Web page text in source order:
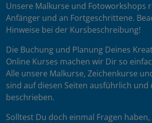
Unsere Malkurse und Fotoworkshops
Anfänger und an Fortgeschrittene.
Hinweise bei der Kursbeschreibung!
Die Buchung und Planung Deines
Online Kurses machen wir Dir so
Alle unsere Malkurse, Zeichenkurse
sind auf diesen Seiten ausführlich
beschrieben.
Solltest Du doch einmal Fragen